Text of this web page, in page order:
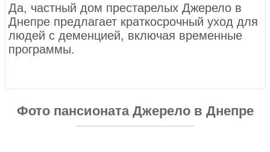
Да, частный дом престарелых Джерело в
Днепре предлагает краткосрочный уход для
людей с деменцией, включая временные
программы.
Фото пансионата Джерело в Днепре